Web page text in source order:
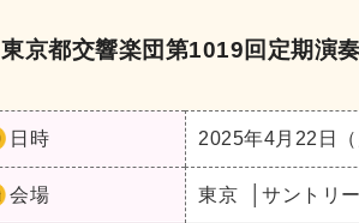
東京都交響楽団第1019回定期演
日時 2025年4月22日（
会場 東京 サントリ